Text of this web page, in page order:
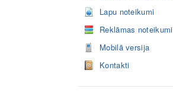
Lapu noteikumi
Reklāmas noteikumi
Mobilā versija
Kontakti